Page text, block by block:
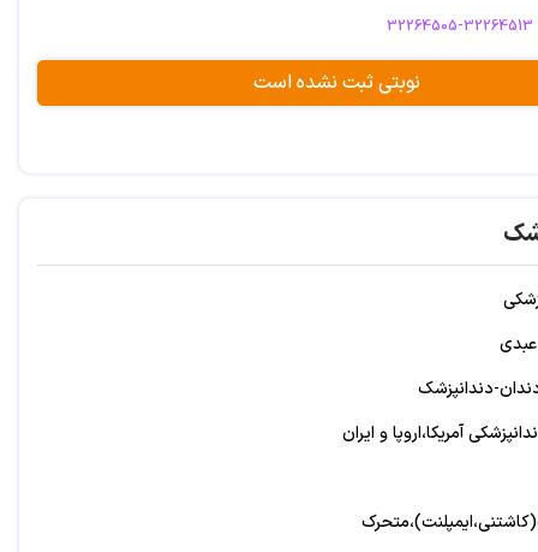
32264505-32264513
نوبتی ثبت نشده است
دندانپزشک
آمریکا،اروپا و ایران